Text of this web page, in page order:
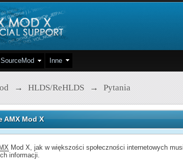
Inne
→ HLDS/ReHLDS → Pytania
AMX Mod X
Mod X, jak w większości społeczności internetowych
informacji.